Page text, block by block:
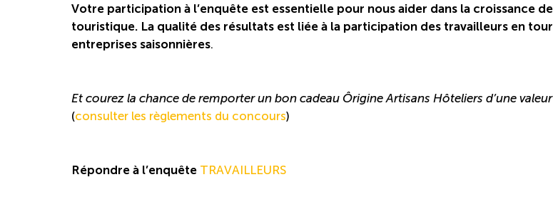
Votre participation à l’enquête est essentielle pour nous aider dans la croissance
touristique. La qualité des résultats est liée à la participation des travailleurs en
entreprises saisonnières.
Et courez la chance de remporter un bon cadeau Ôrigine Artisans Hôteliers d’une
(consulter les règlements du concours)
Répondre à l’enquête TRAVAILLEURS